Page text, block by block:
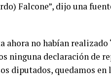
Falcone”, dijo una
no habían realizado
ninguna declaración de
diputados, quedamos en